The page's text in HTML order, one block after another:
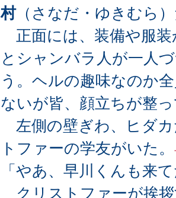
村（さなだ・ゆきむら
正面には、装備や服装
とシャンバラ人が一人
う。ヘルの趣味なのか
ないが皆、顔立ちが整
左側の壁ぎわ、ヒダ
トファーの学友がいた。
「やあ、早川くんも来
クリストファーが挨